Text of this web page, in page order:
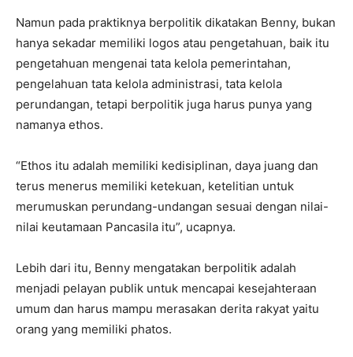
Namun pada praktiknya berpolitik dikatakan Benny, bukan
hanya sekadar memiliki logos atau pengetahuan, baik itu
pengetahuan mengenai tata kelola pemerintahan,
pengelahuan tata kelola administrasi, tata kelola
perundangan, tetapi berpolitik juga harus punya yang
namanya ethos.
“Ethos itu adalah memiliki kedisiplinan, daya juang dan
terus menerus memiliki ketekuan, ketelitian untuk
merumuskan perundang-undangan sesuai dengan nilai-
nilai keutamaan Pancasila itu”, ucapnya.
Lebih dari itu, Benny mengatakan berpolitik adalah
menjadi pelayan publik untuk mencapai kesejahteraan
umum dan harus mampu merasakan derita rakyat yaitu
orang yang memiliki phatos.